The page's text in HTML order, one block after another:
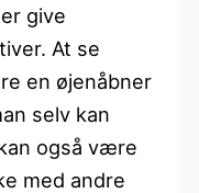
give
At se
en øjenåbner
selv kan
også være
med andre